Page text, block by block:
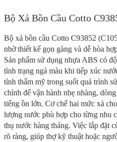
Bộ Xả Bồn Cầu Cotto
Bộ xả bồn cầu Cotto C93852
nhờ thiết kế gọn gàng và dễ hòa
Sản phẩm sử dụng nhựa ABS có
tình trạng ngả màu khi tiếp xúc
tính thẩm mỹ trong suốt quá trình
chỉnh để vận hành nhẹ nhàng,
tiếng ồn lớn. Cơ chế hai mức xả
lượng nước phù hợp cho từng nhu
thụ nước hàng tháng. Việc lắp đặt
rõ ràng, giúp thợ kỹ thuật hoặc